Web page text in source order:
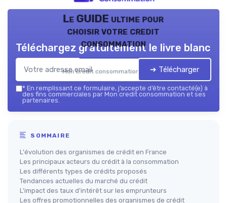
Le GUIDE ultime pour
choisir votre credit
consommation
Mon credit consommation — 2026
Téléchargez gratuitement le livre blanc
➔ Télécharger
* En remplissant ce formulaire, j’accepte d’être contacté(e) à
des fins commerciales par Mon credit consommation et ses
partenaires.
SOMMAIRE
L'évolution des organismes de crédit en France
Les principaux acteurs du crédit à la consommation
Les différents types de crédits proposés
Tendances actuelles du marché du crédit
L'impact des taux d'intérêt sur les emprunteurs
Les offres promotionnelles des organismes de crédit